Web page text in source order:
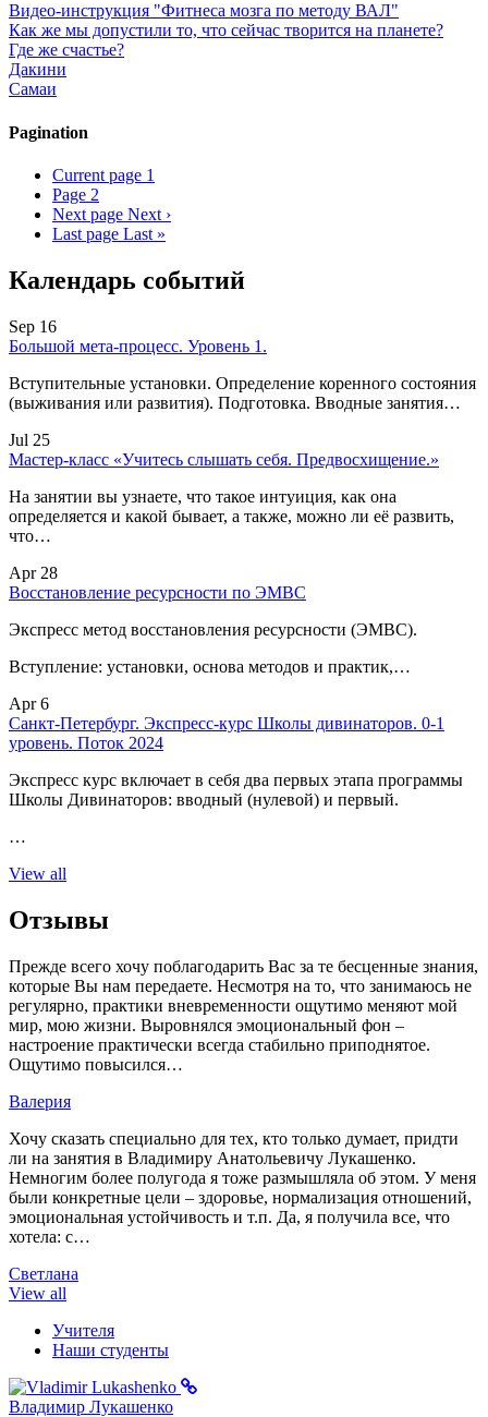
Видео-инструкция "Фитнеса мозга по методу ВАЛ"
Как же мы допустили то, что сейчас творится на планете?
Где же счастье?
Дакини
Самаи
Pagination
Current page 1
Page 2
Next page Next ›
Last page Last »
Календарь событий
Sep 16
Большой мета-процесс. Уровень 1.
Вступительные установки. Определение коренного состояния
(выживания или развития). Подготовка. Вводные занятия…
Jul 25
Мастер-класс «Учитесь слышать себя. Предвосхищение.»
На занятии вы узнаете, что такое интуиция, как она
определяется и какой бывает, а также, можно ли её развить,
что…
Apr 28
Восстановление ресурсности по ЭМВС
Экспресс метод восстановления ресурсности (ЭМВС).
Вступление: установки, основа методов и практик,…
Apr 6
Санкт-Петербург. Экспресс-курс Школы дивинаторов. 0-1
уровень. Поток 2024
Экспресс курс включает в себя два первых этапа программы
Школы Дивинаторов: вводный (нулевой) и первый.
…
View all
Отзывы
Прежде всего хочу поблагодарить Вас за те бесценные знания,
которые Вы нам передаете. Несмотря на то, что занимаюсь не
регулярно, практики вневременности ощутимо меняют мой
мир, мою жизни. Выровнялся эмоциональный фон –
настроение практически всегда стабильно приподнятое.
Ощутимо повысился…
Валерия
Хочу сказать специально для тех, кто только думает, придти
ли на занятия в Владимиру Анатольевичу Лукашенко.
Немногим более полугода я тоже размышляла об этом. У меня
были конкретные цели – здоровье, нормализация отношений,
эмоциональная устойчивость и т.п. Да, я получила все, что
хотела: с…
Светлана
View all
Учителя
Наши студенты
Владимир Лукашенко